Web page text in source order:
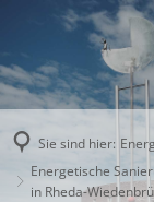
Sie sind hier:
Energetische
in Rheda-